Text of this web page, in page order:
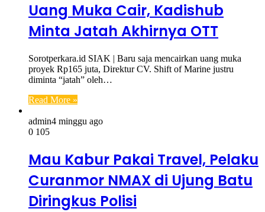
Uang Muka Cair, Kadishub
Minta Jatah Akhirnya OTT
Sorotperkara.id SIAK | Baru saja mencairkan uang muka
proyek Rp165 juta, Direktur CV. Shift of Marine justru
diminta “jatah” oleh…
Read More »
admin4 minggu ago
0 105
Mau Kabur Pakai Travel, Pelaku
Curanmor NMAX di Ujung Batu
Diringkus Polisi